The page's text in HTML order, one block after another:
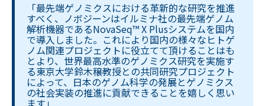
「最先端ゲノミクスにおける革新的な研究を推進
すべく、ノボジーンはイルミナ社の最先端ゲノム
解析機器であるNovaSeq™ X Plusシステムを国内
で導入しました。これにより国内の様々なヒトゲ
ノム関連プロジェクトに役立てて頂けることはも
とより、世界最高水準のゲノミクス研究を実施す
る東京大学鈴木穣教授との共同研究プロジェクト
によって、日本のゲノム科学の発展とゲノミクス
の社会実装の推進に貢献できることを嬉しく思い